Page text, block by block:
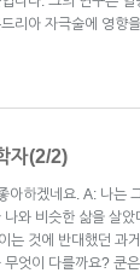
리아 자극술에 영향
자(2/2)
아하겠네요. A: 나는
와 비슷한 삶을 살
는 것에 반대했던 과
엇이 다를까요? 쿤